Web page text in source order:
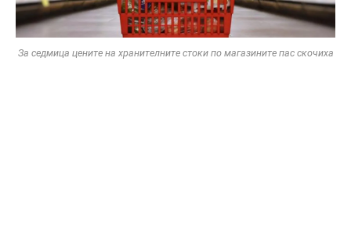
За седмица цените на хранителните стоки по магазините пас скочиха